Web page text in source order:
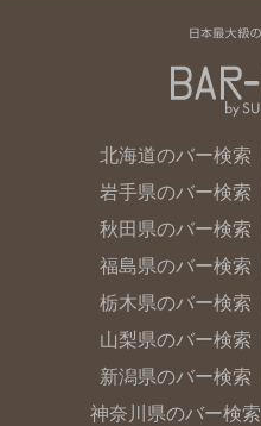
北海道のバー検索
岩手県のバー検索
秋田県のバー検索
福島県のバー検索
栃木県のバー検索
山梨県のバー検索
新潟県のバー検索
神奈川県のバー検索